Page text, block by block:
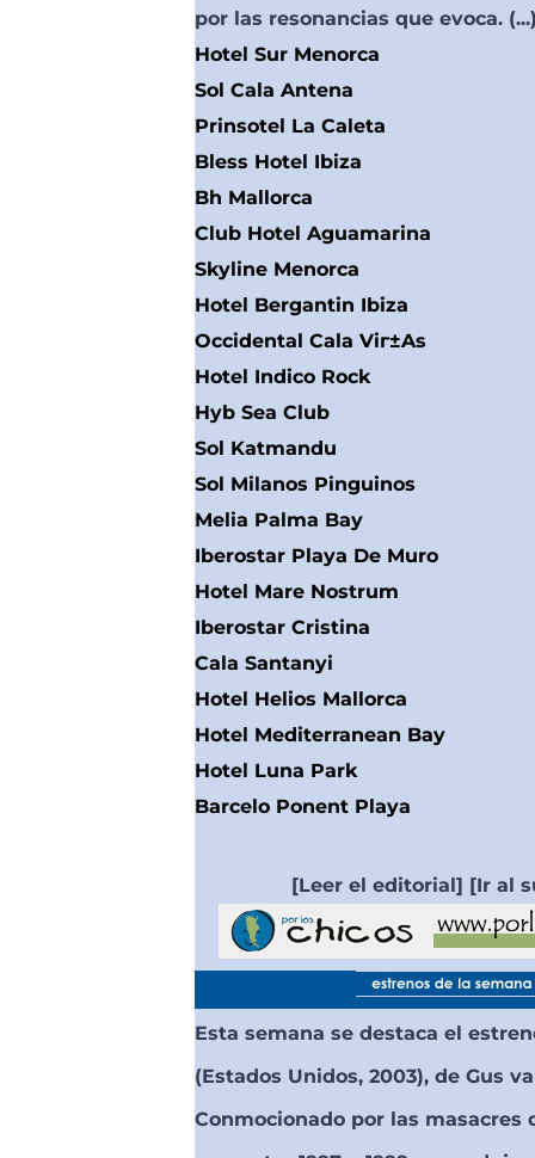
por las resonancias que evoca.
Hotel Sur Menorca
Sol Cala Antena
Prinsotel La Caleta
Bless Hotel Ibiza
Bh Mallorca
Club Hotel Aguamarina
Skyline Menorca
Hotel Bergantin Ibiza
Occidental Cala Viг±As
Hotel Indico Rock
Hyb Sea Club
Sol Katmandu
Sol Milanos Pinguinos
Melia Palma Bay
Iberostar Playa De Muro
Hotel Mare Nostrum
Iberostar Cristina
Cala Santanyi
Hotel Helios Mallorca
Hotel Mediterranean Bay
Hotel Luna Park
Barcelo Ponent Playa
[Leer el editorial] [Ir al
Esta semana se destaca el
(Estados Unidos, 2003), de Gus
Conmocionado por las masacres